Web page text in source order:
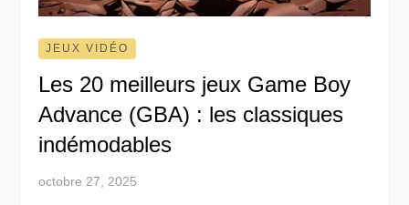
JEUX VIDÉO
Les 20 meilleurs jeux Game Boy
Advance (GBA) : les classiques
indémodables
octobre 27, 2025